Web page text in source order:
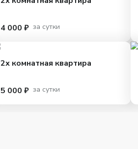
4 000 ₽ за сутки
2х комнатная квартира
5 000 ₽ за сутки